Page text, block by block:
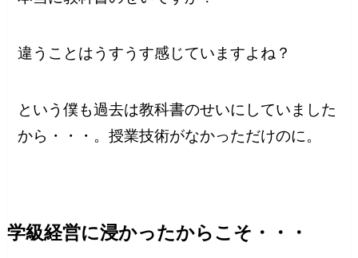
違うことはうすうす感じていますよね？
という僕も過去は教科書のせいにしていました
から・・・。授業技術がなかっただけのに。
学級経営に浸かったからこそ・・・